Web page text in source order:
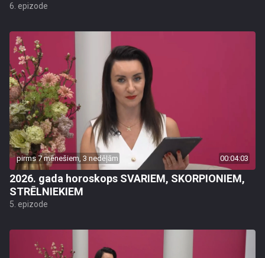
6. epizode
pirms 7 mēnešiem, 3 nedēļām 00:04:03
2026. gada horoskops SVARIEM, SKORPIONIEM,
STRĒLNIEKIEM
5. epizode